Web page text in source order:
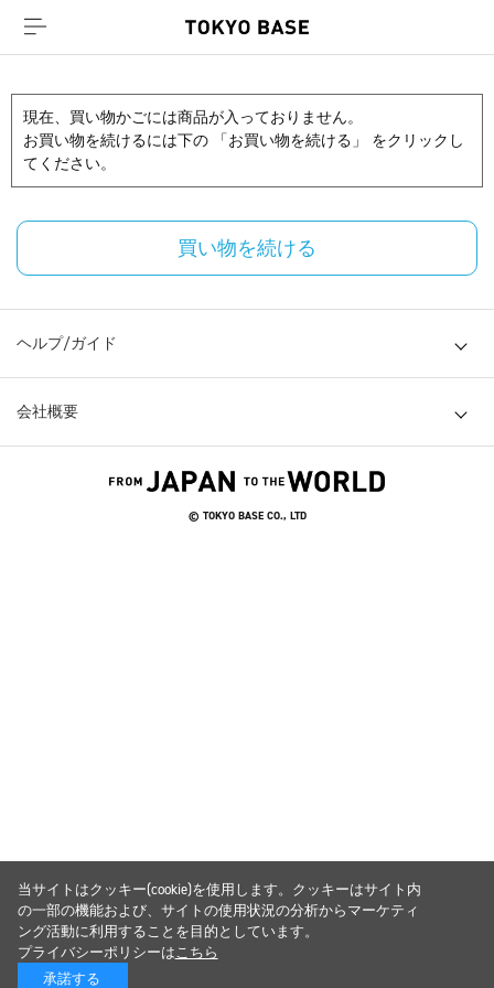
現在、買い物かごには商品が入っておりません。
お買い物を続けるには下の 「お買い物を続ける」 をクリックし
てください。
買い物を続ける
ヘルプ/ガイド
会社概要
© TOKYO BASE CO., LTD
当サイトはクッキー(cookie)を使用します。クッキーはサイト内
の一部の機能および、サイトの使用状況の分析からマーケティ
ング活動に利用することを目的としています。
プライバシーポリシーはこちら
承諾する